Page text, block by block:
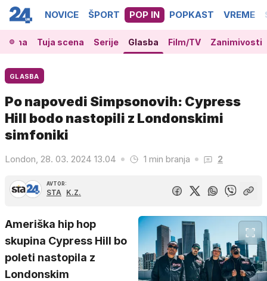
NOVICE ŠPORT POP IN POPKAST VREME
Tuja scena Serije Glasba Film/TV Zanimivosti
GLASBA
Po napovedi Simpsonovih: Cypress
Hill bodo nastopili z Londonskimi
simfoniki
London, 28. 03. 2024 13.04 1 min branja 2
AVTOR:
STA K.Z.
Ameriška hip hop
skupina Cypress Hill bo
poleti nastopila z
Londonskim